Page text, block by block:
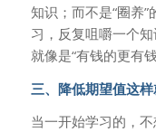
知识；而不是“圈养
习，反复咀嚼一个
就像是“有钱的更有
三、降低期望值这
当一开始学习的，